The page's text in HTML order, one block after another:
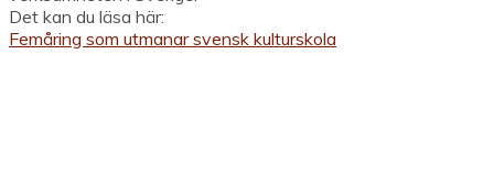
Det kan du läsa här:
Femåring som utmanar svensk kulturskola